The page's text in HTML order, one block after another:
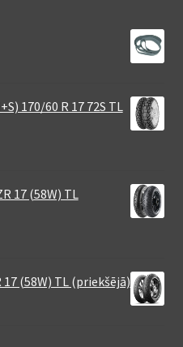
170/60 R 17 72S TL
17 (58W) TL
17 (58W) TL (priekšējā)